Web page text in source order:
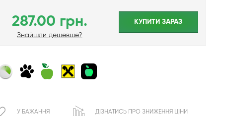
287.00 грн.
Знайшли дешевше?
КУПИТИ ЗАРАЗ
У БАЖАННЯ ДІЗНАТИСЬ ПРО ЗНИЖЕННЯ ЦІНИ